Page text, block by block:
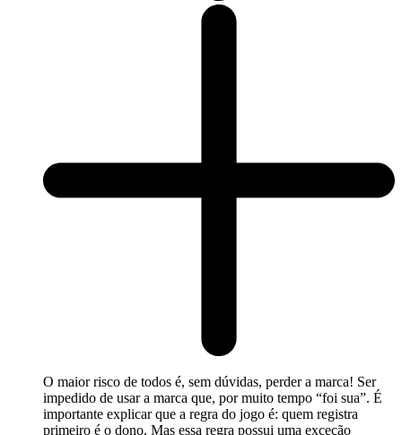
O maior risco de todos é, sem dúvidas, perder a marca! Ser
impedido de usar a marca que, por muito tempo “foi sua”. É
importante explicar que a regra do jogo é: quem registra
primeiro é o dono. Mas essa regra possui uma exceção